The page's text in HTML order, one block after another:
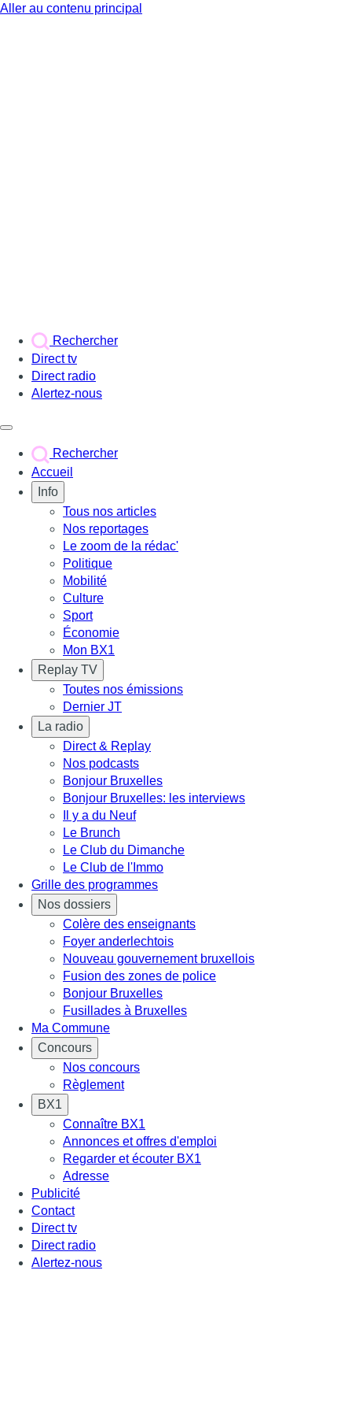
Aller au contenu principal
Rechercher
Direct tv
Direct radio
Alertez-nous
Rechercher
Accueil
Info
Tous nos articles
Nos reportages
Le zoom de la rédac'
Politique
Mobilité
Culture
Sport
Économie
Mon BX1
Replay TV
Toutes nos émissions
Dernier JT
La radio
Direct & Replay
Nos podcasts
Bonjour Bruxelles
Bonjour Bruxelles: les interviews
Il y a du Neuf
Le Brunch
Le Club du Dimanche
Le Club de l'Immo
Grille des programmes
Nos dossiers
Colère des enseignants
Foyer anderlechtois
Nouveau gouvernement bruxellois
Fusion des zones de police
Bonjour Bruxelles
Fusillades à Bruxelles
Ma Commune
Concours
Nos concours
Règlement
BX1
Connaître BX1
Annonces et offres d'emploi
Regarder et écouter BX1
Adresse
Publicité
Contact
Direct tv
Direct radio
Alertez-nous